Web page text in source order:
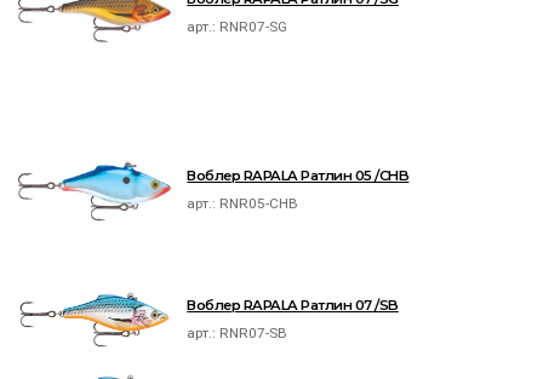
арт.: RNR07-SG
Воблер RAPALA Ратлин 05 /CHB
арт.: RNR05-CHB
Воблер RAPALA Ратлин 07 /SB
арт.: RNR07-SB